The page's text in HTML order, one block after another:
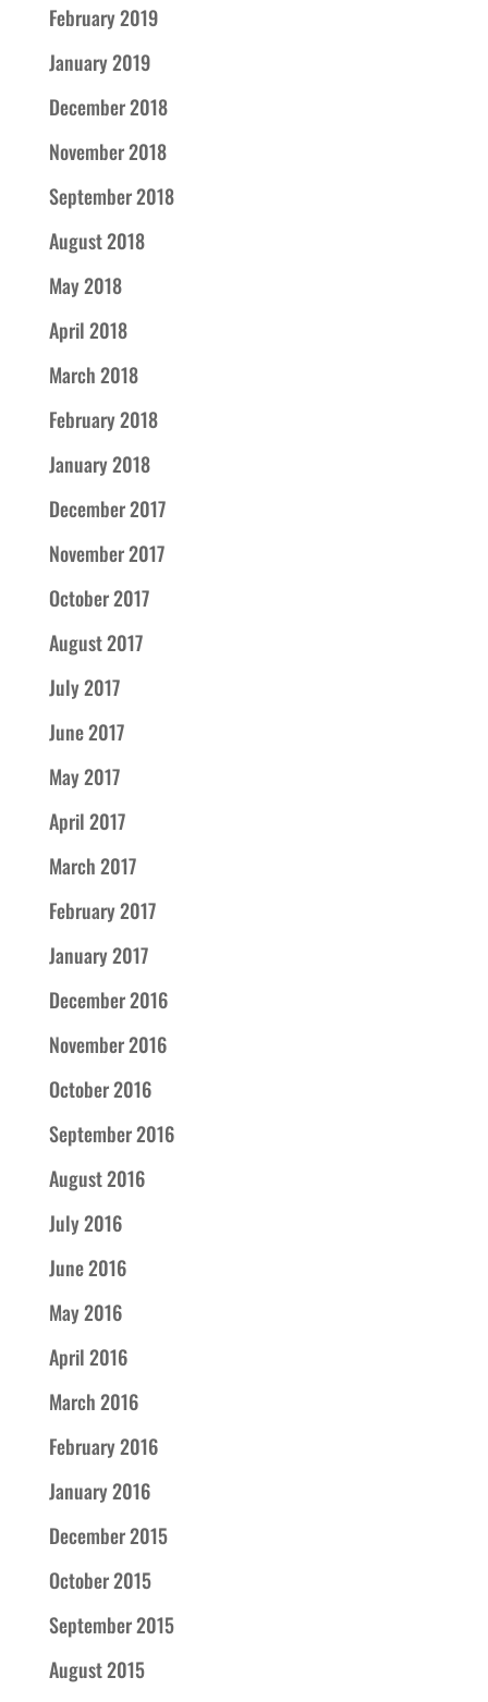
February 2019
January 2019
December 2018
November 2018
September 2018
August 2018
May 2018
April 2018
March 2018
February 2018
January 2018
December 2017
November 2017
October 2017
August 2017
July 2017
June 2017
May 2017
April 2017
March 2017
February 2017
January 2017
December 2016
November 2016
October 2016
September 2016
August 2016
July 2016
June 2016
May 2016
April 2016
March 2016
February 2016
January 2016
December 2015
October 2015
September 2015
August 2015